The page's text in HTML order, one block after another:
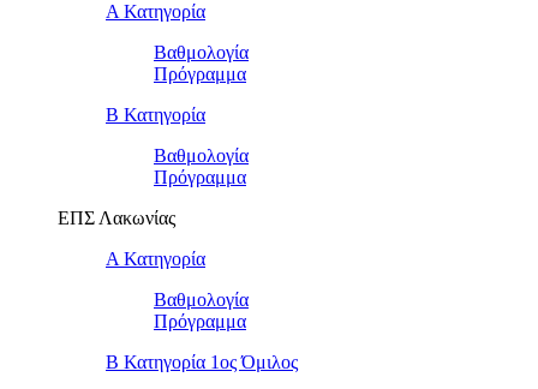
Α Κατηγορία
Βαθμολογία
Πρόγραμμα
Β Κατηγορία
Βαθμολογία
Πρόγραμμα
ΕΠΣ Λακωνίας
Α Κατηγορία
Βαθμολογία
Πρόγραμμα
Β Κατηγορία 1ος Όμιλος